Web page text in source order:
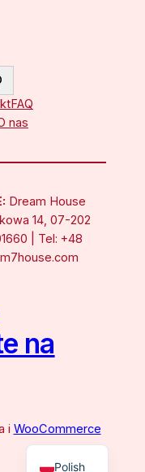
FAQ
nas
Dream House
14, 07-202
| Tel: +48
na
i WooCommerce
Polish